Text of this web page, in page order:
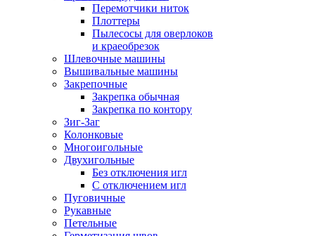
Перемотчики ниток
Плоттеры
Пылесосы для оверлоков
и краеобрезок
Шлевочные машины
Вышивальные машины
Закрепочные
Закрепка обычная
Закрепка по контору
Зиг-Заг
Колонковые
Многоигольные
Двухигольные
Без отключения игл
С отключением игл
Пуговичные
Рукавные
Петельные